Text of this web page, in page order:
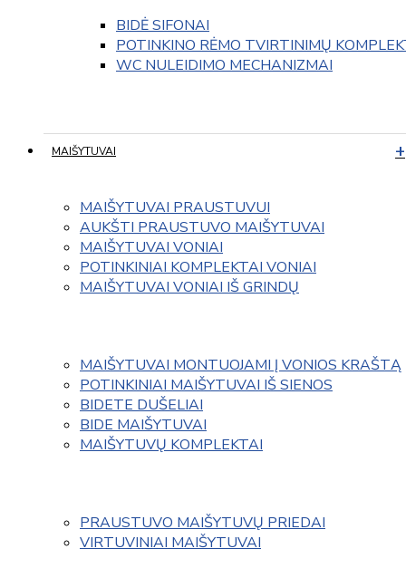
BIDĖ SIFONAI
POTINKINO RĖMO TVIRTINIMŲ
WC NULEIDIMO MECHANIZMAI
MAIŠYTUVAI
MAIŠYTUVAI PRAUSTUVUI
AUKŠTI PRAUSTUVO MAIŠYTUVAI
MAIŠYTUVAI VONIAI
POTINKINIAI KOMPLEKTAI VONIAI
MAIŠYTUVAI VONIAI IŠ GRINDŲ
MAIŠYTUVAI MONTUOJAMI Į VONIOS KRAŠTĄ
POTINKINIAI MAIŠYTUVAI IŠ SIENOS
BIDETE DUŠELIAI
BIDE MAIŠYTUVAI
MAIŠYTUVŲ KOMPLEKTAI
PRAUSTUVO MAIŠYTUVŲ PRIEDAI
VIRTUVINIAI MAIŠYTUVAI